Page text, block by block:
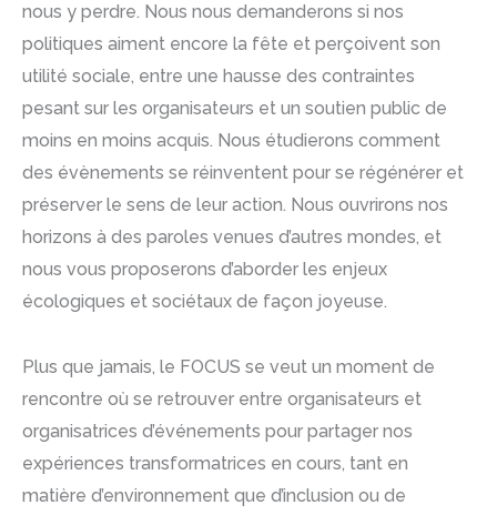
nous y perdre. Nous nous demanderons si nos
politiques aiment encore la fête et perçoivent son
utilité sociale, entre une hausse des contraintes
pesant sur les organisateurs et un soutien public de
moins en moins acquis. Nous étudierons comment
des évènements se réinventent pour se régénérer et
préserver le sens de leur action. Nous ouvrirons nos
horizons à des paroles venues d’autres mondes, et
nous vous proposerons d’aborder les enjeux
écologiques et sociétaux de façon joyeuse.
Plus que jamais, le FOCUS se veut un moment de
rencontre où se retrouver entre organisateurs et
organisatrices d’événements pour partager nos
expériences transformatrices en cours, tant en
matière d’environnement que d’inclusion ou de